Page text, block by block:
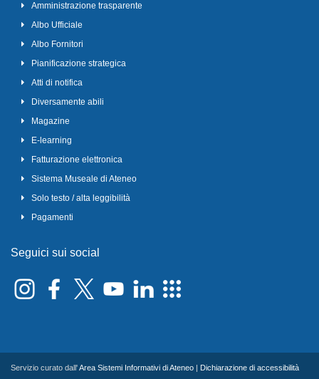
Amministrazione trasparente
Albo Ufficiale
Albo Fornitori
Pianificazione strategica
Atti di notifica
Diversamente abili
Magazine
E-learning
Fatturazione elettronica
Sistema Museale di Ateneo
Solo testo / alta leggibilità
Pagamenti
Seguici sui social
Servizio curato dall'Area Sistemi Informativi di Ateneo Dichiarazione di accessibilità